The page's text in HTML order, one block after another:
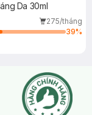
Da 30ml
275/tháng
39%